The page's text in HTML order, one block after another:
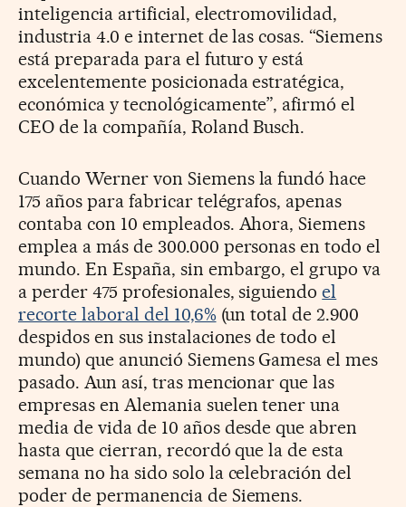
inteligencia artificial, electromovilidad,
industria 4.0 e internet de las cosas. “Siemens
está preparada para el futuro y está
excelentemente posicionada estratégica,
económica y tecnológicamente”, afirmó el
CEO de la compañía, Roland Busch.
Cuando Werner von Siemens la fundó hace
175 años para fabricar telégrafos, apenas
contaba con 10 empleados. Ahora, Siemens
emplea a más de 300.000 personas en todo el
mundo. En España, sin embargo, el grupo va
a perder 475 profesionales, siguiendoel
recorte laboral del 10,6% (un total de 2.900
despidos en sus instalaciones de todo el
mundo) que anunció Siemens Gamesa el mes
pasado. Aun así, tras mencionar que las
empresas en Alemania suelen tener una
media de vida de 10 años desde que abren
hasta que cierran, recordó que la de esta
semana no ha sido solo la celebración del
poder de permanencia de Siemens.